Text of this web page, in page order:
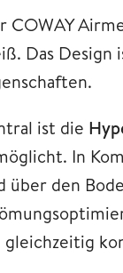
COWAY
Das
ist die
In
über den
gleichzeitig